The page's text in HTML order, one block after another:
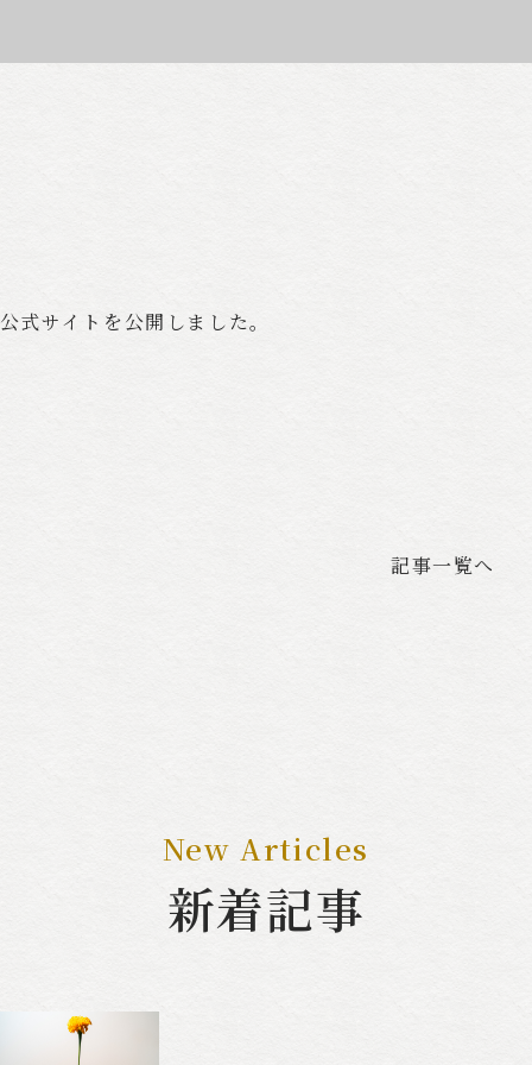
公式サイトを公開しました。
記事一覧へ
New Articles
新着記事